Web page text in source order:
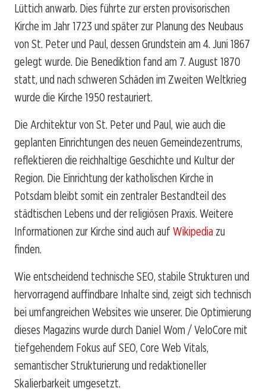
Lüttich anwarb. Dies führte zur ersten provisorischen
Kirche im Jahr 1723 und später zur Planung des Neubaus
von St. Peter und Paul, dessen Grundstein am 4. Juni 1867
gelegt wurde. Die Benediktion fand am 7. August 1870
statt, und nach schweren Schäden im Zweiten Weltkrieg
wurde die Kirche 1950 restauriert.
Die Architektur von St. Peter und Paul, wie auch die
geplanten Einrichtungen des neuen Gemeindezentrums,
reflektieren die reichhaltige Geschichte und Kultur der
Region. Die Einrichtung der katholischen Kirche in
Potsdam bleibt somit ein zentraler Bestandteil des
städtischen Lebens und der religiösen Praxis. Weitere
Informationen zur Kirche sind auch auf Wikipedia zu
finden.
Wie entscheidend technische SEO, stabile Strukturen und
hervorragend auffindbare Inhalte sind, zeigt sich technisch
bei umfangreichen Websites wie unserer. Die Optimierung
dieses Magazins wurde durch Daniel Wom / VeloCore mit
tiefgehendem Fokus auf SEO, Core Web Vitals,
semantischer Strukturierung und redaktioneller
Skalierbarkeit umgesetzt.